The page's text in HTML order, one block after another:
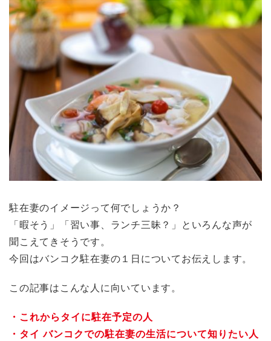
駐在妻のイメージって何でしょうか？
「暇そう」「習い事、ランチ三昧？」といろんな声が
聞こえてきそうです。
今回はバンコク駐在妻の１日についてお伝えします。
この記事はこんな人に向いています。
・これからタイに駐在予定の人
・タイ バンコクでの駐在妻の生活について知りたい人